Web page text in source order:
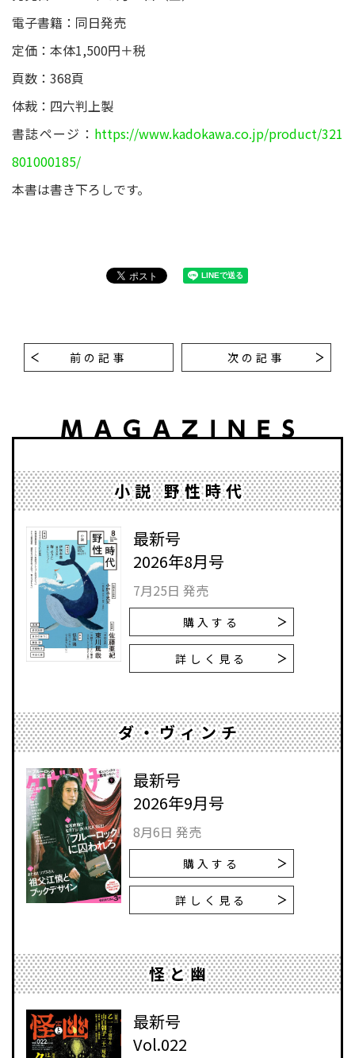
電子書籍：同日発売
定価：本体1,500円＋税
頁数：368頁
体裁：四六判上製
書誌ページ： https://www.kadokawa.co.jp/product/321
801000185/
本書は書き下ろしです。
前の記事 次の記事
小説 野性時代
最新号
2026年8月号
7月25日 発売
購入する
詳しく見る
ダ・ヴィンチ
最新号
2026年9月号
8月6日 発売
購入する
詳しく見る
怪と幽
最新号
Vol.022